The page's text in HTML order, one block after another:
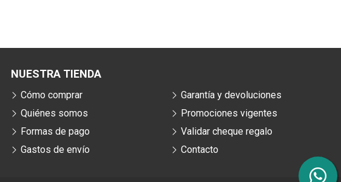
NUESTRA TIENDA
Cómo comprar
Quiénes somos
Formas de pago
Gastos de envío
Garantía y devoluciones
Promociones vigentes
Validar cheque regalo
Contacto